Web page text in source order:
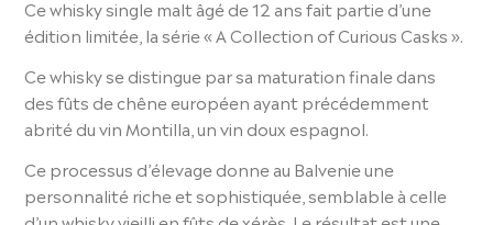
Ce whisky single malt âgé de 12 ans fait partie d’une
édition limitée, la série « A Collection of Curious Casks ».
Ce whisky se distingue par sa maturation finale dans
des fûts de chêne européen ayant précédemment
abrité du vin Montilla, un vin doux espagnol.
Ce processus d’élevage donne au Balvenie une
personnalité riche et sophistiquée, semblable à celle